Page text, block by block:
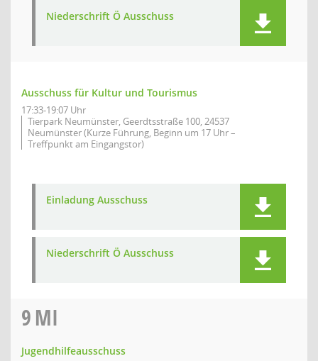
Niederschrift Ö Ausschuss
Ausschuss für Kultur und Tourismus
17:33-19:07 Uhr
Tierpark Neumünster, Geerdtsstraße 100, 24537
Neumünster (Kurze Führung, Beginn um 17 Uhr –
Treffpunkt am Eingangstor)
Einladung Ausschuss
Niederschrift Ö Ausschuss
9MI
Jugendhilfeausschuss